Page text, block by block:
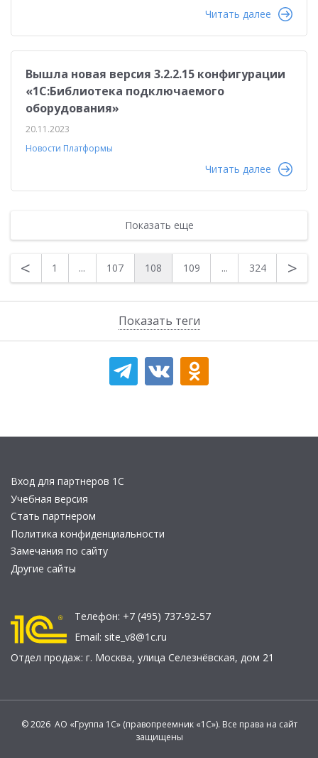
Показать теги
Читать далее
Вышла новая версия 3.2.2.15 конфигурации
«1С:Библиотека подключаемого
оборудования»
20.11.2023
Новости Платформы
Читать далее
Показать еще
< 1 ... 107 108 109 ... 324 >
Вход для партнеров 1С
Учебная версия
Стать партнером
Политика конфиденциальности
Замечания по сайту
Другие сайты
Телефон: +7 (495) 737-92-57
Email: site_v8@1c.ru
Отдел продаж: г. Москва, улица Селезнёвская, дом 21
© 2026 АО «Группа 1С» (правопреемник «1С»). Все права на сайт
защищены